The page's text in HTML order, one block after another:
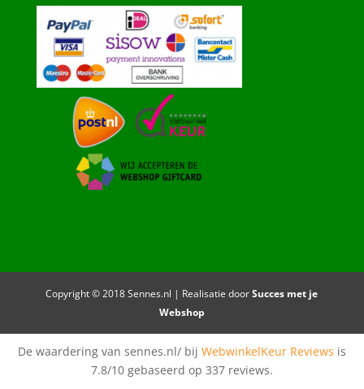
Copyright © 2018 Sennes.nl | Realisatie doorSucces met je
Webshop
De waardering van sennes.nl/ bij WebwinkelKeur Reviews is
7.8/10 gebaseerd op 337 reviews.